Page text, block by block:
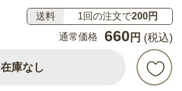
送料 1回の注文で200円
通常価格
660 円 (税込)
在庫なし